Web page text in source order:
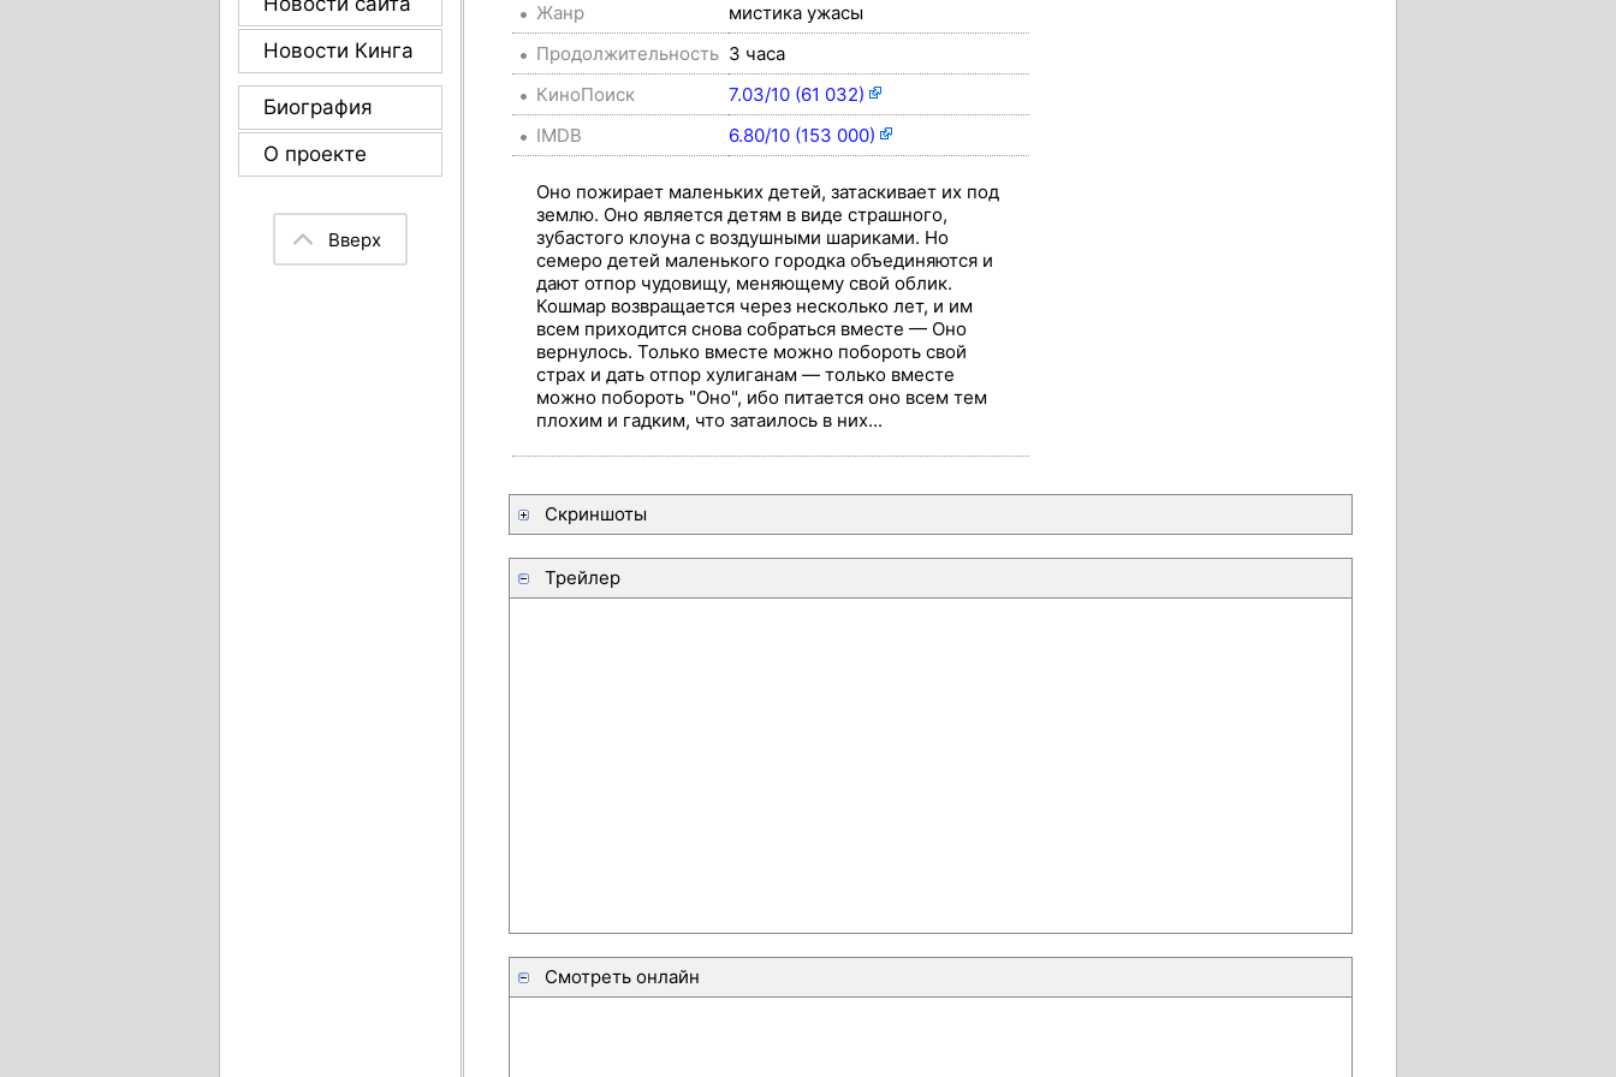
Новости Кинга
Биография
О проекте
Вверх
Жанр
мистика ужасы
Продолжительность 3 часа
КиноПоиск
7.03/10 (61 032)
IMDB
6.80/10 (153 000)
Оно пожирает маленьких детей, затаскивает их под
землю. Оно является детям в виде страшного,
зубастого клоуна с воздушными шариками. Но
семеро детей маленького городка объединяются и
дают отпор чудовищу, меняющему свой облик.
Кошмар возвращается через несколько лет, и им
всем приходится снова собраться вместе — Оно
вернулось. Только вместе можно побороть свой
страх и дать отпор хулиганам — только вместе
можно побороть "Оно", ибо питается оно всем тем
плохим и гадким, что затаилось в них...
Скриншоты
Трейлер
Смотреть онлайн